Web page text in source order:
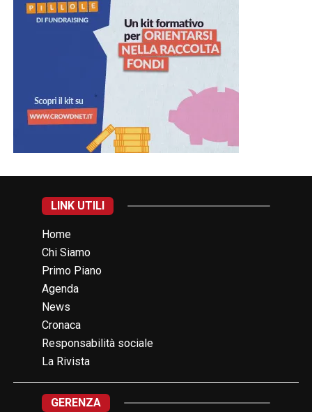
LINK UTILI
Home
Chi Siamo
Primo Piano
Agenda
News
Cronaca
Responsabilità sociale
La Rivista
GERENZA